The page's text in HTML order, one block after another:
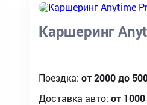
Каршеринг
Поездка: от 2000 до
Доставка авто: от 1000